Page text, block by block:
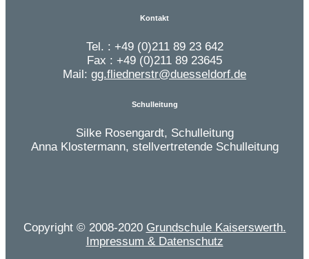
Kontakt
Tel. : +49 (0)211 89 23 642
Fax : +49 (0)211 89 23645
Mail: gg.fliednerstr@duesseldorf.de
Schulleitung
Silke Rosengardt, Schulleitung
Anna Klostermann, stellvertretende Schulleitung
Copyright © 2008-2020 Grundschule Kaiserswerth.
Impressum & Datenschutz